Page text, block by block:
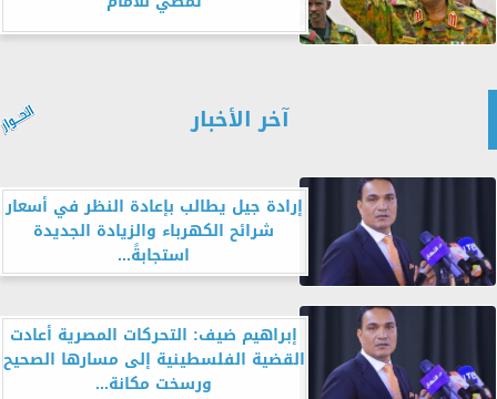
آخر الأخبار
إرادة جيل يطالب بإعادة النظر في أسعار
شرائح الكهرباء والزيادة الجديدة
استجابةً...
إبراهيم ضيف: التحركات المصرية أعادت
القضية الفلسطينية إلى مسارها الصحيح
ورسخت مكانة...